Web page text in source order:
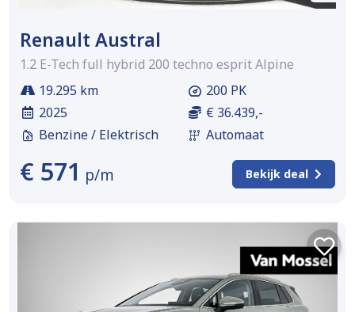
Renault Austral
1.2 E-Tech full hybrid 200 techno esprit Alpine
19.295 km
2025
Benzine / Elektrisch
200 PK
€ 36.439,-
Automaat
€ 571 p/m Bekijk deal